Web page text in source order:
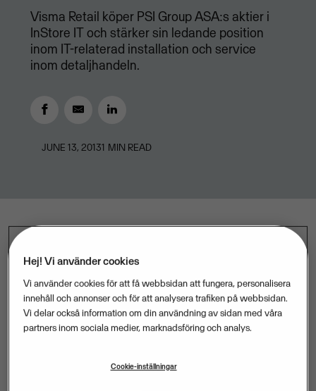
Visma Retail köper PSI Group ASA:s aktier i
InStore IT och stärker sin ledande position
inom IT-relaterad installation och service
inom detaljhandeln.
JUNE 13, 20131 MIN READ
Visma Retail köper PSI Group ASA:s aktier i InStore
installation och service inom detaljhandeln.
Instore IT består av fem fristående företag som täcker
Hej! Vi använder cookies
Vi använder cookies för att få webbsidan att fungera, personalisera
innehåll och annonser och för att analysera trafiken på webbsidan.
Vi delar också information om din användning av sidan med våra
partners inom sociala medier, marknadsföring och analys.
Cookie-inställningar